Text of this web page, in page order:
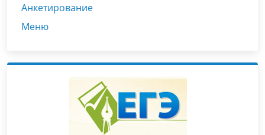
Анкетирование
Меню